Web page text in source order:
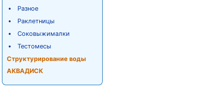
Разное
Раклетницы
Соковыжималки
Тестомесы
Структурирование воды
АКВАДИСК